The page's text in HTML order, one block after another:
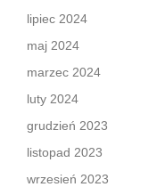
lipiec 2024
maj 2024
marzec 2024
luty 2024
grudzień 2023
listopad 2023
wrzesień 2023